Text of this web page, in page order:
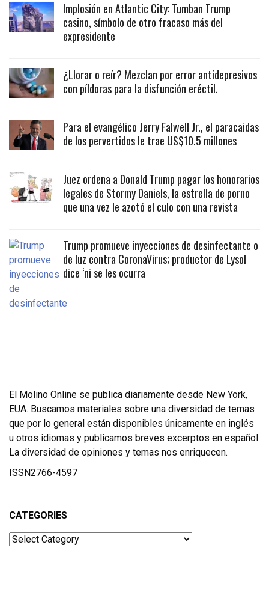
Implosión en Atlantic City: Tumban Trump
casino, símbolo de otro fracaso más del
expresidente
¿Llorar o reír? Mezclan por error antidepresivos
con píldoras para la disfunción eréctil.
Para el evangélico Jerry Falwell Jr., el paracaidas
de los pervertidos le trae US$10.5 millones
Juez ordena a Donald Trump pagar los honorarios
legales de Stormy Daniels, la estrella de porno
que una vez le azotó el culo con una revista
Trump promueve inyecciones de desinfectante o
de luz contra CoronaVirus; productor de Lysol
dice ‘ni se les ocurra
El Molino Online se publica diariamente desde New York,
EUA. Buscamos materiales sobre una diversidad de temas
que por lo general están disponibles únicamente en inglés
u otros idiomas y publicamos breves excerptos en español.
La diversidad de opiniones y temas nos enriquecen.
ISSN2766-4597
CATEGORIES
Categories